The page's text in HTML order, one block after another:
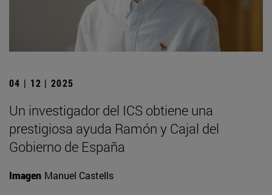
04 | 12 | 2025
Un investigador del ICS obtiene una
prestigiosa ayuda Ramón y Cajal del
Gobierno de España
Imagen Manuel Castells